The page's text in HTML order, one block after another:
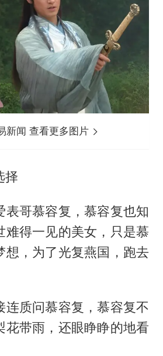
新闻 查看更多图片
择
表哥慕容复，慕容复也知
难得一见的美女，只是慕
想，为了光复燕国，跑去
连质问慕容复，慕容复不
花带雨，还眼睁睁的地看